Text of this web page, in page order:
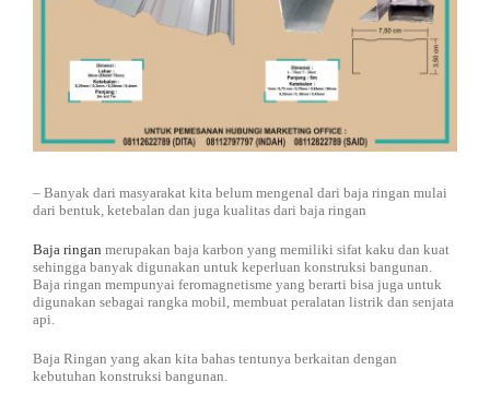
– Banyak dari masyarakat kita belum mengenal dari baja ringan mulai
dari bentuk, ketebalan dan juga kualitas dari baja ringan
Baja ringan merupakan baja karbon yang memiliki sifat kaku dan kuat
sehingga banyak digunakan untuk keperluan konstruksi bangunan.
Baja ringan mempunyai feromagnetisme yang berarti bisa juga untuk
digunakan sebagai rangka mobil, membuat peralatan listrik dan senjata
api.
Baja Ringan yang akan kita bahas tentunya berkaitan dengan
kebutuhan konstruksi bangunan.